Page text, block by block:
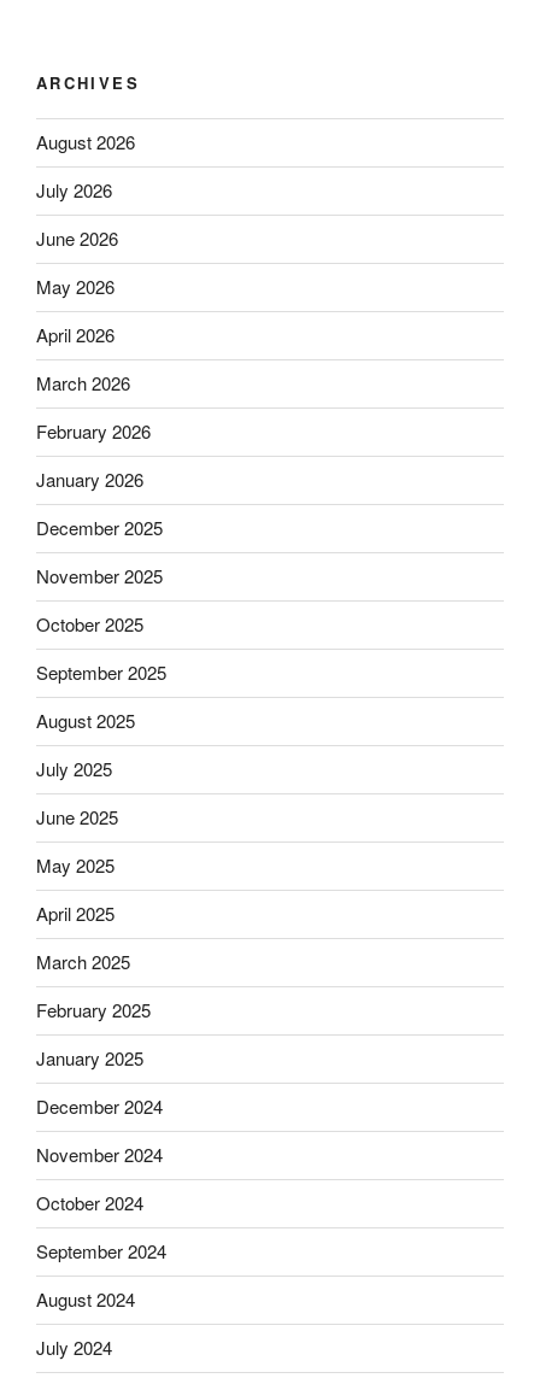
ARCHIVES
August 2026
July 2026
June 2026
May 2026
April 2026
March 2026
February 2026
January 2026
December 2025
November 2025
October 2025
September 2025
August 2025
July 2025
June 2025
May 2025
April 2025
March 2025
February 2025
January 2025
December 2024
November 2024
October 2024
September 2024
August 2024
July 2024